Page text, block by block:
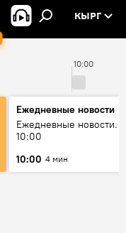
КЫРГ
10:00
Ежедневные новости
Ежедневные новости.
10:00
10:00 4 мин